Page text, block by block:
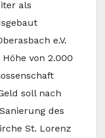
als
e.V.
von 2.000
soll nach
des
St. Lorenz